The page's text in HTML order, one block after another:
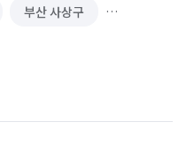
부산 사상구